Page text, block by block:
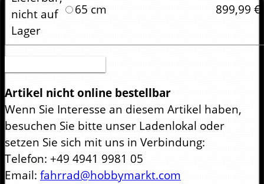
65 cm 899,99 €
Artikel nicht online bestellbar
Wenn Sie Interesse an diesem Artikel haben,
besuchen Sie bitte unser Ladenlokal oder
setzen Sie sich mit uns in Verbindung:
Telefon: +49 4941 9981 05
Email: fahrrad@hobbymarkt.com